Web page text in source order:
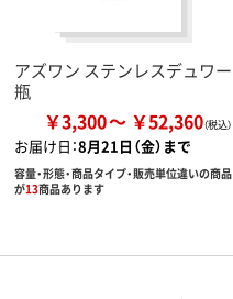
アズワン ステンレスデュワー
瓶
￥3,300 ￥52,360
お届け日：8月21日（金）まで
容量・形態・商品タイプ・販売単位違いの商品
が13商品あります